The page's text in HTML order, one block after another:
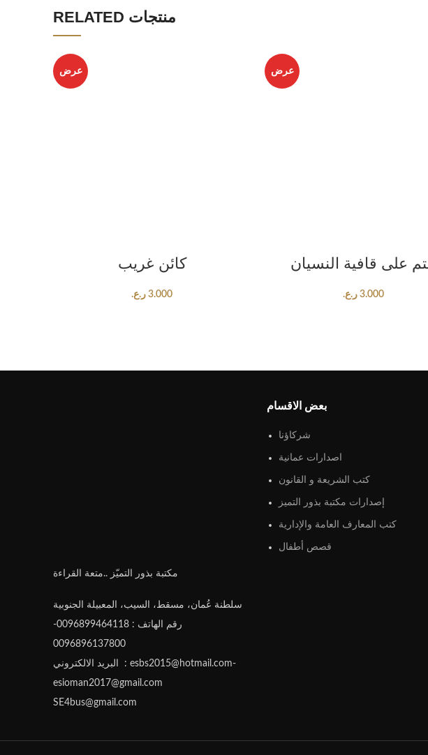
RELATED منتجات
عرض
كائن غريب
3.000 ر.ع.
عرض
على قافية النسيان
3.000 ر.ع.
مكتبة بذور التميّز ..متعة القراءة
سلطنة عُمان، مسقط، السيب، المعبيلة الجنوبية
رقم الهاتف : 0096899464118-
0096896137800
البريد الالكتروني : esbs2015@hotmail.com-
esioman2017@gmail.com
SE4bus@gmail.com
بعض الاقسام
شركاؤنا
اصدارات عمانية
كتب الشريعة و القانون
إصدارات مكتبة بذور التميز
كتب المعارف العامة والإدارية
قصص أطفال